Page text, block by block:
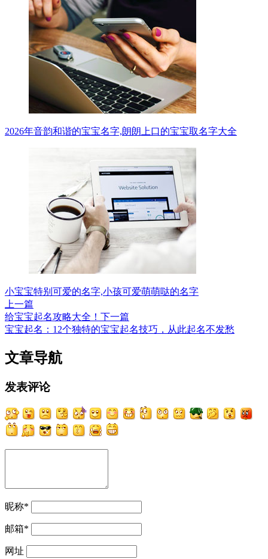
2026年音韵和谐的宝宝名字,朗朗上口的宝宝取名字大全
小宝宝特别可爱的名字,小孩可爱萌萌哒的名字
上一篇
给宝宝起名攻略大全！ 下一篇
宝宝起名：12个独特的宝宝起名技巧，从此起名不发愁
文章导航
发表评论
昵称*
邮箱*
网址